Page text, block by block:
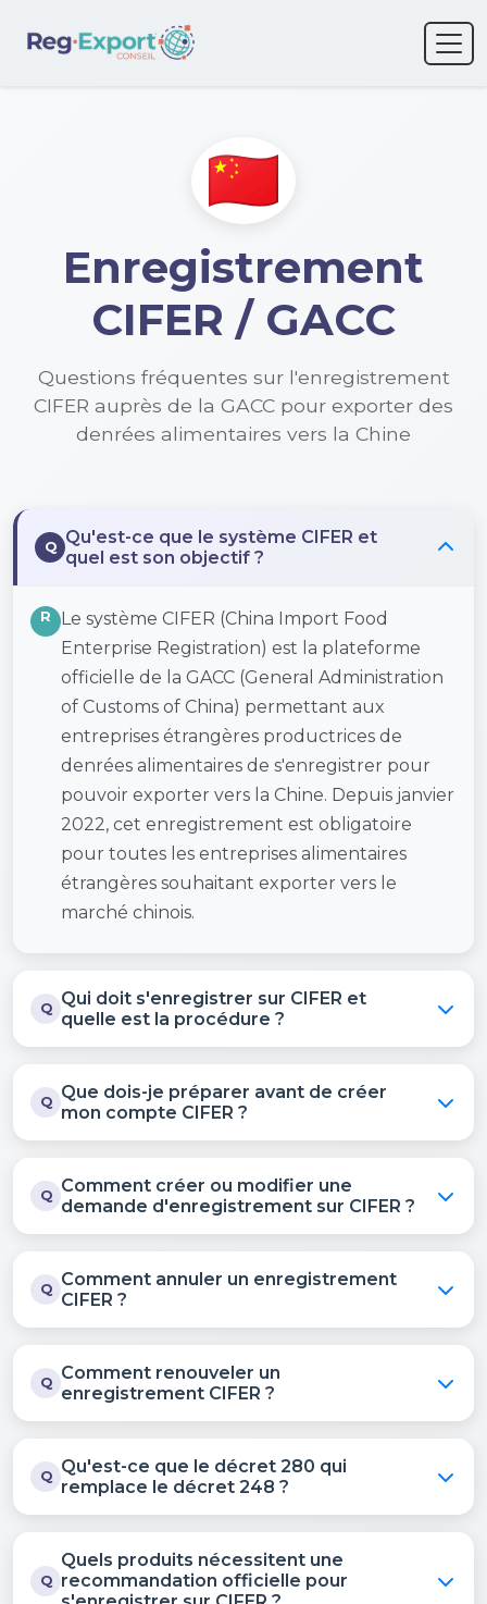
Enregistrement
CIFER / GACC
Questions fréquentes sur l'enregistrement
CIFER auprès de la GACC pour exporter des
denrées alimentaires vers la Chine
Q
Qu'est-ce que le système CIFER et
quel est son objectif ?
R
Le système CIFER (China Import Food
Enterprise Registration) est la plateforme
officielle de la GACC (General Administration
of Customs of China) permettant aux
entreprises étrangères productrices de
denrées alimentaires de s'enregistrer pour
pouvoir exporter vers la Chine. Depuis janvier
2022, cet enregistrement est obligatoire
pour toutes les entreprises alimentaires
étrangères souhaitant exporter vers le
marché chinois.
Q
Qui doit s'enregistrer sur CIFER et
quelle est la procédure ?
Q
Que dois-je préparer avant de créer
mon compte CIFER ?
Q
Comment créer ou modifier une
demande d'enregistrement sur CIFER ?
Q
Comment annuler un enregistrement
CIFER ?
Q
Comment renouveler un
enregistrement CIFER ?
Q
Qu'est-ce que le décret 280 qui
remplace le décret 248 ?
Q
Quels produits nécessitent une
recommandation officielle pour